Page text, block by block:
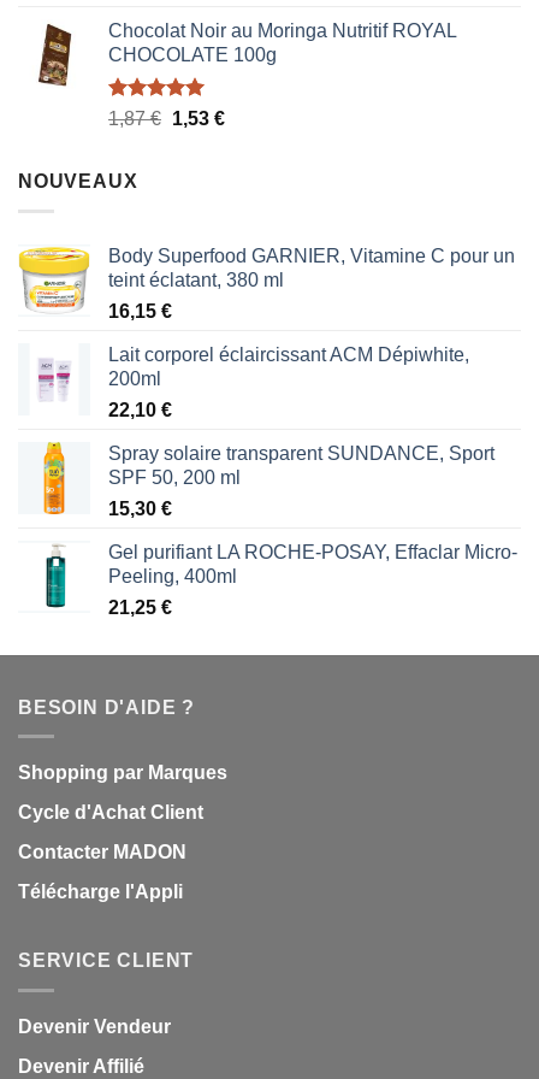
Chocolat Noir au Moringa Nutritif ROYAL
CHOCOLATE 100g
Note5.00
1,87€ Le
1,53 €Le
NOUVEAUX
Body Superfood GARNIER, Vitamine C pour un
teint éclatant, 380 ml
16,15 €
Lait corporel éclaircissant ACM Dépiwhite,
200ml
22,10 €
Spray solaire transparent SUNDANCE, Sport
SPF 50, 200 ml
15,30 €
Gel purifiant LA ROCHE-POSAY, Effaclar Micro-
Peeling, 400ml
21,25 €
BESOIN D'AIDE ?
Shopping par Marques
Cycle d'Achat Client
Contacter MADON
Télécharge l'Appli
SERVICE CLIENT
Devenir Vendeur
Devenir Affilié